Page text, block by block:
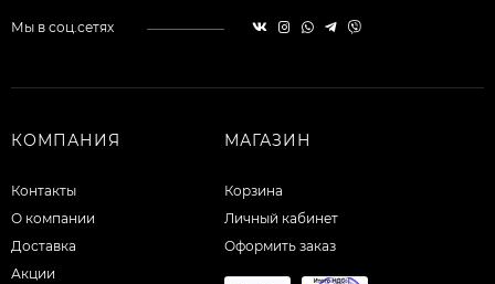
Мы в соц.сетях
КОМПАНИЯ
Контакты
О компании
Доставка
Акции
МАГАЗИН
Корзина
Личный кабинет
Оформить заказ